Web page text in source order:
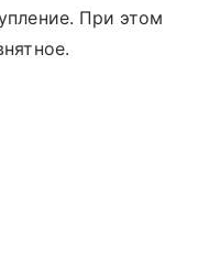
При этом